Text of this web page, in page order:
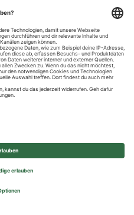
- All rights reserved